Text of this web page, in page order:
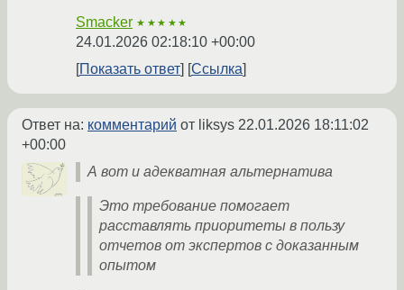
Smacker ★★★★★
24.01.2026 02:18:10 +00:00
Показать ответ
Ссылка
Ответ на: комментарий от liksys 22.01.2026 18:11:02
+00:00
А вот и адекватная альтернатива
Это требование помогает
расставлять приоритеты в пользу
отчетов от экспертов с доказанным
опытом